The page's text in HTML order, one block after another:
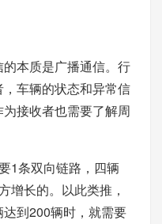
本质是广播通信。行
车辆的状态和异常信
接收者也需要了解周
1条双向链路，四辆
增长的。以此类推，
到200辆时，就需要